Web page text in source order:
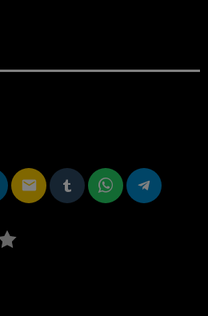
email